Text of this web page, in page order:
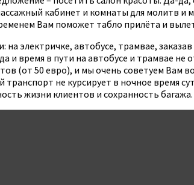
кабинет и комнаты для молитв и
Вам поможет табло прилёта и
электричке, автобусе, трамвае, заказав
время в пути на автобусе и трамвае не
(от 50 евро), и мы очень советуем Вам
не курсирует в ночное время
жизни клиентов и сохранность багажа.